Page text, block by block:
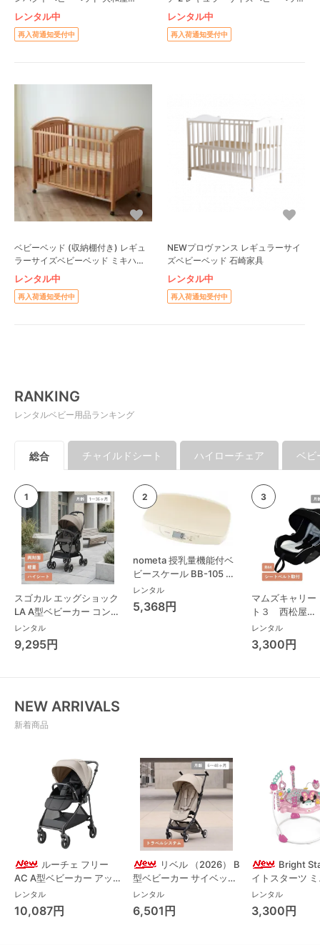
(Yamatoya)
レンタル中
再入荷通知受付中
ド カトージ(KATOJI)
レンタル中
再入荷通知受付中
ベビーベッド (収納棚付き) レギュ
ラーサイズベビーベッド ミキハウ
ス(MIKI HOUSE)
レンタル中
再入荷通知受付中
NEWプロヴァンス レギュラーサイ
ズベビーベッド 石崎家具
レンタル中
再入荷通知受付中
RANKING
レンタルベビー用品ランキング
総合 チャイルドシート ハイローチェア ベビ
スゴカル エッグショック
LA A型ベビーカー コンビ
(Combi)
レンタル
9,295円
nometa 授乳量機能付ベ
ビースケール BB-105 タ
ニタ(TANITA) ベビースケ
ール・体重計
レンタル
5,368円
マムズキャリ
ト３ 西松屋
ーシート
レンタル
3,300円
NEW ARRIVALS
新着商品
ルーチェ フリー
AC A型ベビーカー アッ
プリカ(Aprica) A型ベビ
ーカー アップリカ
(Aprica)
レンタル
10,087円
リベル （2026） B
型ベビーカー サイベック
ス(cybex)
レンタル
6,501円
Bright
イトスターツ
ス フォーエバ
レンド ジャン
パルー キッズ
レンタル
3,300円